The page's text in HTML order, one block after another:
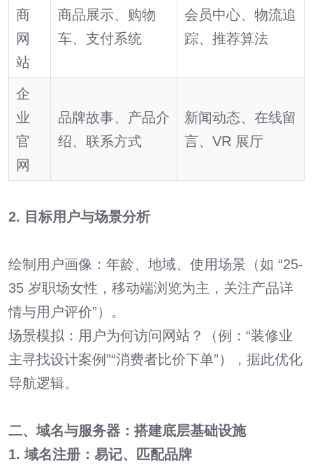
商
网
站
商品展示、购物
车、支付系统
会员中心、物流追
踪、推荐算法
企
业
官
网
品牌故事、产品介
绍、联系方式
新闻动态、在线留
言、VR 展厅
2. 目标用户与场景分析
绘制用户画像：年龄、地域、使用场景（如 “25-
35 岁职场女性，移动端浏览为主，关注产品详
情与用户评价”）。
场景模拟：用户为何访问网站？（例：“装修业
主寻找设计案例”“消费者比价下单”），据此优化
导航逻辑。
二、域名与服务器：搭建底层基础设施
1. 域名注册：易记、匹配品牌